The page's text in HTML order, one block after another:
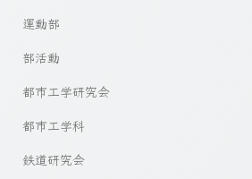
運動部
部活動
都市工学研究会
都市工学科
鉄道研究会